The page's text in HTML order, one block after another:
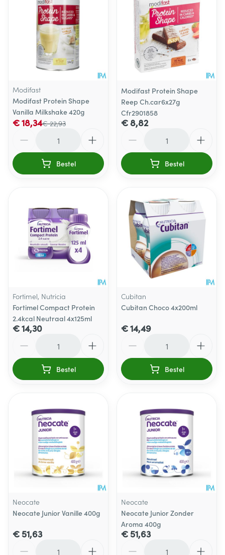
Modifast
Modifast Protein Shape
Vanilla Milkshake 420g
€ 22,93
€ 18,34
Bestel
Modifast Protein Shape
Reep Ch.car6x27g
Cfr2901858
€ 8,82
Bestel
Fortimel, Nutricia
Fortimel Compact Protein
2.4kcal Neutraal 4x125ml
€ 14,30
Bestel
Cubitan
Cubitan Choco 4x200ml
€ 14,49
Bestel
Neocate
Neocate Junior Vanille 400g
€ 51,63
Neocate
Neocate Junior Zonder
Aroma 400g
€ 51,63